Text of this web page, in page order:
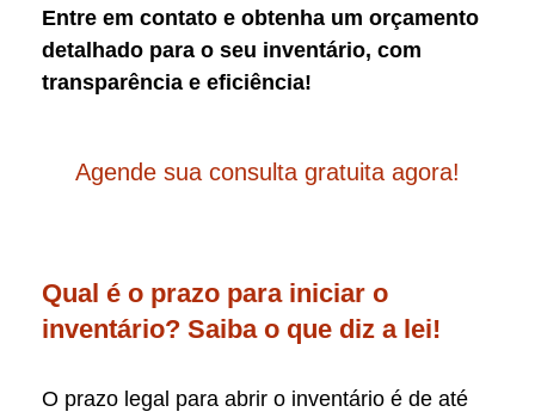
Entre em contato e obtenha um orçamento
detalhado para o seu inventário, com
transparência e eficiência!
Agende sua consulta gratuita agora!
Qual é o prazo para iniciar o
inventário? Saiba o que diz a lei!
O prazo legal para abrir o inventário é de até